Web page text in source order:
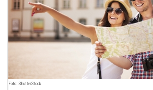
Foto: ShutterStock